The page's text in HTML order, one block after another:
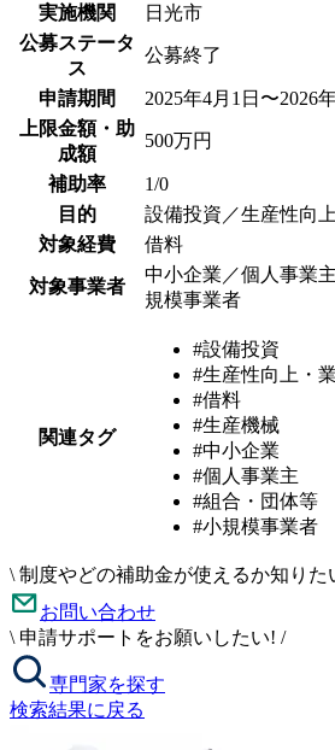
実施機関
日光市
公募ステータ
ス
公募終了
申請期間
2025年4月1日〜2026
上限金額・助
成額
500万円
補助率
1/0
目的
設備投資／生産性向
対象経費
借料
対象事業者
中小企業／個人事業
規模事業者
関連タグ
#設備投資
#生産性向上・
#借料
#生産機械
#中小企業
#個人事業主
#組合・団体等
#小規模事業者
\ 制度やどの補助金が使えるか知りた
お問い合わせ
\ 申請サポートをお願いしたい! /
専門家を探す
検索結果に戻る